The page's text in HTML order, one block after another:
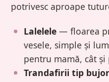
potrivesc aproape
Lalelele — floarea
vesele, simple și
pentru mamă, cât
Trandafirii tip bujor